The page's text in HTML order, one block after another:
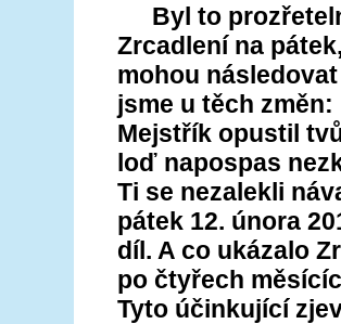
Byl to
Zrcadlení na
mohou
jsme u těch
Mejstřík opustil
loď napospas
Ti se nezalekli
pátek 12. února
díl. A co ukázalo
po čtyřech
Tyto účinkující